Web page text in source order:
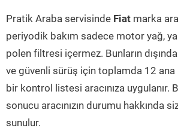
Pratik Araba servisinde Fiat marka
periyodik bakım sadece motor yağ,
polen filtresi içermez. Bunların dışında
ve güvenli sürüş için toplamda 12
bir kontrol listesi aracınıza uygulanır.
sonucu aracınızın durumu hakkında
sunulur.